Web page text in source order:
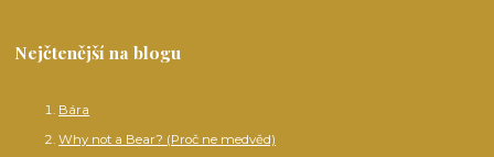
Nejčtenější na blogu
Bára
Why not a Bear? (Proč ne medvěd)